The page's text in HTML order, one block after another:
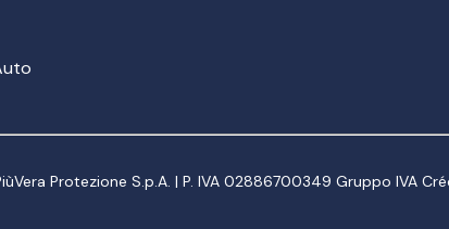
Protezione S.p.A. | P. IVA 02886700349 Gruppo IVA